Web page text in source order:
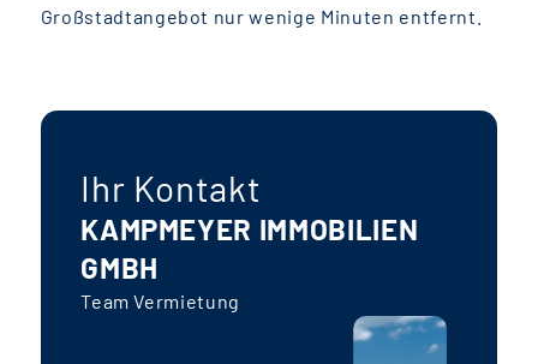
Großstadtangebot nur wenige Minuten entfernt.
Ihr Kontakt
KAMPMEYER IMMOBILIEN
GMBH
Team Vermietung